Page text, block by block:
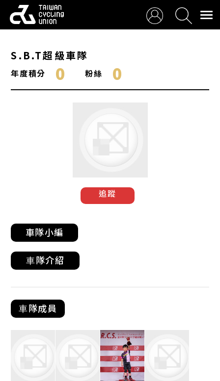
S.B.T超級車隊
年度積分 0 粉絲 0
追蹤
車隊小編
⾞隊介紹
⾞隊成員